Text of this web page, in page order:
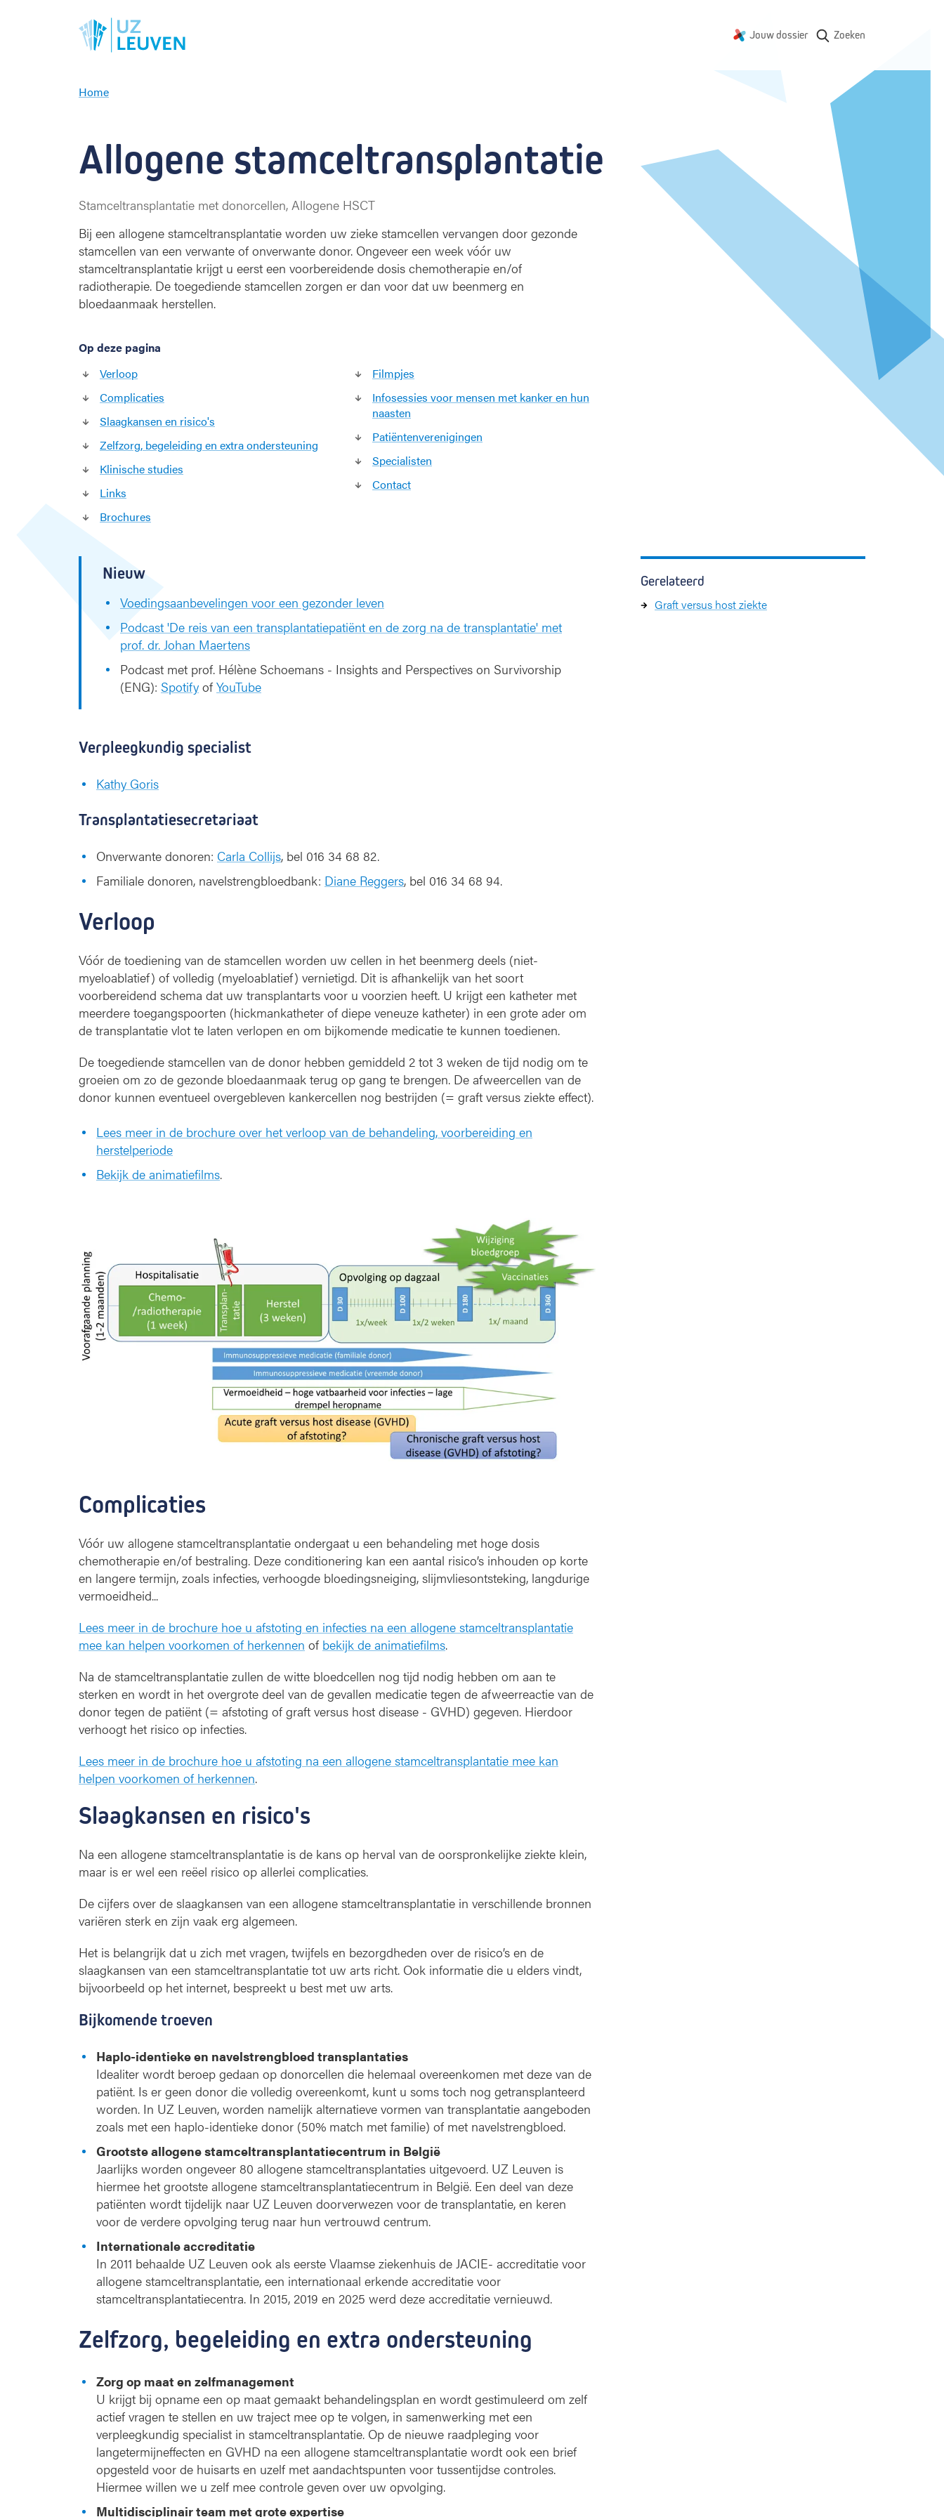
Jouw dossier Zoeken
Home
o
e
t
a
m
c
e
r
a
n
s
l
a
t
a
i
Allogene stamceltransplantatie
Stamceltransplantatie met donorcellen, Allogene HSCT
Bij een allogene stamceltransplantatie worden uw zieke stamcellen vervangen door gezonde
stamcellen van een verwante of onverwante donor. Ongeveer een week vóór uw
stamceltransplantatie krijgt u eerst een voorbereidende dosis chemotherapie en/of
radiotherapie. De toegediende stamcellen zorgen er dan voor dat uw beenmerg en
bloedaanmaak herstellen.
Op deze pagina
Verloop
Complicaties
Slaagkansen en risico's
Zelfzorg, begeleiding en extra ondersteuning
Klinische studies
Links
Brochures
Filmpjes
Infosessies voor mensen met kanker en hun
naasten
Patiëntenverenigingen
Specialisten
Contact
Nieuw
Voedingsaanbevelingen voor een gezonder leven
Podcast 'De reis van een transplantatiepatiënt en de zorg na de transplantatie' met
prof. dr. Johan Maertens
Podcast met prof. Hélène Schoemans - Insights and Perspectives on Survivorship
(ENG): Spotify ofYouTube
Verpleegkundig specialist
Kathy Goris
Transplantatiesecretariaat
Onverwante donoren: Carla Collijs, bel 016 34 68 82.
Familiale donoren, navelstrengbloedbank: Diane Reggers, bel 016 34 68 94.
Verloop
Vóór de toediening van de stamcellen worden uw cellen in het beenmerg deels (niet-
myeloablatief) of volledig (myeloablatief) vernietigd. Dit is afhankelijk van het soort
voorbereidend schema dat uw transplantarts voor u voorzien heeft. U krijgt een katheter met
meerdere toegangspoorten (hickmankatheter of diepe veneuze katheter) in een grote ader om
de transplantatie vlot te laten verlopen en om bijkomende medicatie te kunnen toedienen.
De toegediende stamcellen van de donor hebben gemiddeld 2 tot 3 weken de tijd nodig om te
groeien om zo de gezonde bloedaanmaak terug op gang te brengen. De afweercellen van de
donor kunnen eventueel overgebleven kankercellen nog bestrijden (= graft versus ziekte effect).
Lees meer in de brochure over het verloop van de behandeling, voorbereiding en
herstelperiode
Bekijk de animatiefilms.
Complicaties
Vóór uw allogene stamceltransplantatie ondergaat u een behandeling met hoge dosis
chemotherapie en/of bestraling. Deze conditionering kan een aantal risico’s inhouden op korte
en langere termijn, zoals infecties, verhoogde bloedingsneiging, slijmvliesontsteking, langdurige
vermoeidheid...
Lees meer in de brochure hoe u afstoting en infecties na een allogene stamceltransplantatie
mee kan helpen voorkomen of herkennen of bekijk de animatiefilms.
Na de stamceltransplantatie zullen de witte bloedcellen nog tijd nodig hebben om aan te
sterken en wordt in het overgrote deel van de gevallen medicatie tegen de afweerreactie van de
donor tegen de patiënt (= afstoting of graft versus host disease - GVHD) gegeven. Hierdoor
verhoogt het risico op infecties.
Lees meer in de brochure hoe u afstoting na een allogene stamceltransplantatie mee kan
helpen voorkomen of herkennen.
Slaagkansen en risico's
Na een allogene stamceltransplantatie is de kans op herval van de oorspronkelijke ziekte klein,
maar is er wel een reëel risico op allerlei complicaties.
De cijfers over de slaagkansen van een allogene stamceltransplantatie in verschillende bronnen
variëren sterk en zijn vaak erg algemeen.
Het is belangrijk dat u zich met vragen, twijfels en bezorgdheden over de risico’s en de
slaagkansen van een stamceltransplantatie tot uw arts richt. Ook informatie die u elders vindt,
bijvoorbeeld op het internet, bespreekt u best met uw arts.
Bijkomende troeven
Haplo-identieke en navelstrengbloed transplantaties
Idealiter wordt beroep gedaan op donorcellen die helemaal overeenkomen met deze van de
patiënt. Is er geen donor die volledig overeenkomt, kunt u soms toch nog getransplanteerd
worden. In UZ Leuven, worden namelijk alternatieve vormen van transplantatie aangeboden
zoals met een haplo-identieke donor (50% match met familie) of met navelstrengbloed.
Grootste allogene stamceltransplantatiecentrum in België
Jaarlijks worden ongeveer 80 allogene stamceltransplantaties uitgevoerd. UZ Leuven is
hiermee het grootste allogene stamceltransplantatiecentrum in België. Een deel van deze
patiënten wordt tijdelijk naar UZ Leuven doorverwezen voor de transplantatie, en keren
voor de verdere opvolging terug naar hun vertrouwd centrum.
Internationale accreditatie
In 2011 behaalde UZ Leuven ook als eerste Vlaamse ziekenhuis de JACIE- accreditatie voor
allogene stamceltransplantatie, een internationaal erkende accreditatie voor
stamceltransplantatiecentra. In 2015, 2019 en 2025 werd deze accreditatie vernieuwd.
Zelfzorg, begeleiding en extra ondersteuning
Zorg op maat en zelfmanagement
U krijgt bij opname een op maat gemaakt behandelingsplan en wordt gestimuleerd om zelf
actief vragen te stellen en uw traject mee op te volgen, in samenwerking met een
verpleegkundig specialist in stamceltransplantatie. Op de nieuwe raadpleging voor
langetermijneffecten en GVHD na een allogene stamceltransplantatie wordt ook een brief
opgesteld voor de huisarts en uzelf met aandachtspunten voor tussentijdse controles.
Hiermee willen we u zelf mee controle geven over uw opvolging.
Multidisciplinair team met grote expertise
Gerelateerd
Graft versus host ziekte